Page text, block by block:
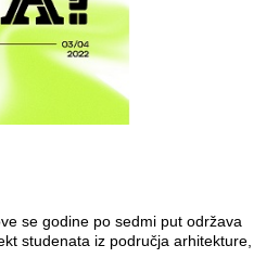
se godine po sedmi put održava
studenata iz područja arhitekture,